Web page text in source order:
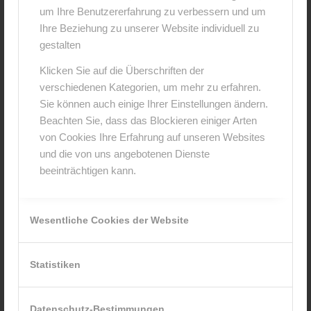
um Ihre Benutzererfahrung zu verbessern und um
Ihre Beziehung zu unserer Website individuell zu
gestalten
Klicken Sie auf die Überschriften der
verschiedenen Kategorien, um mehr zu erfahren.
Sie können auch einige Ihrer Einstellungen ändern.
Beachten Sie, dass das Blockieren einiger Arten
von Cookies Ihre Erfahrung auf unseren Websites
und die von uns angebotenen Dienste
beeinträchtigen kann.
Wesentliche Cookies der Website
Statistiken
Hinterlasse einen Kommentar
An der Diskussion beteiligen?
Name*
E-Mail-Adresse*